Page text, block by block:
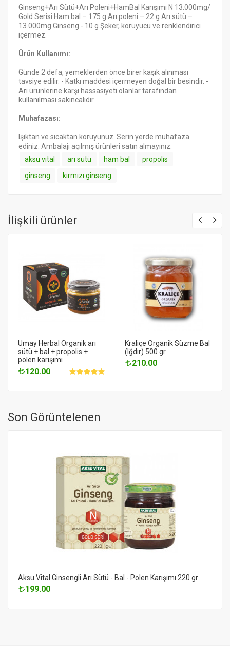
Ginseng+Arı Sütü+Arı Poleni+HamBal Karışımı N 13.000mg/
Gold Serisi Ham bal – 175 g Arı poleni – 22 g Arı sütü –
13.000mg Ginseng - 10 g Şeker, koruyucu ve renklendirici
içermez.
Ürün Kullanımı:
Günde 2 defa, yemeklerden önce birer kaşık alınması
tavsiye edilir. - Katkı maddesi içermeyen doğal bir besindir. -
Arı ürünlerine karşı hassasiyeti olanlar tarafından
kullanılması sakıncalıdır.
Muhafazası:
Işıktan ve sıcaktan koruyunuz. Serin yerde muhafaza
ediniz. Ambalajı açılmış ürünleri satın almayınız.
aksu vital
arı sütü ham bal
propolis
ginseng
kırmızı ginseng
İlişkili ürünler
Umay Herbal Organik arı
sütü + bal + propolis +
polen karışımı
120.00
Kraliçe Organik Süzme Bal
(Iğdır) 500 gr
210.00
Son Görüntelenen
Aksu Vital Ginsengli Arı Sütü - Bal - Polen Karışımı 220 gr
199.00